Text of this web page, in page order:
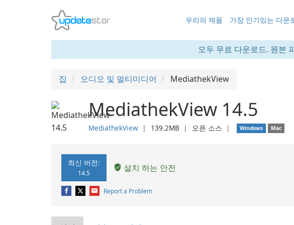
우리의 제품 가장 인기있는 다운
모두 무료 다운로드. 원본
집 오디오 및 멀티미디어 MediathekView
MediathekView 14.5
MediathekView ❘ 139.2MB ❘ 오픈 소스 ❘ Windows Mac
최신 버전:
14.5 설치 하는 안전
Report a Problem